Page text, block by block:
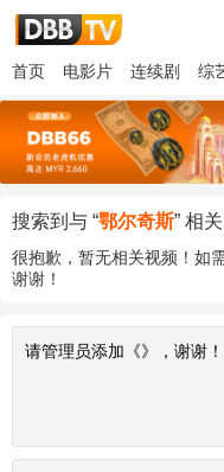
首页 电影片 连续剧 综
搜索到与 “鄂尔奇斯” 相
很抱歉，暂无相关视频！如
谢谢！